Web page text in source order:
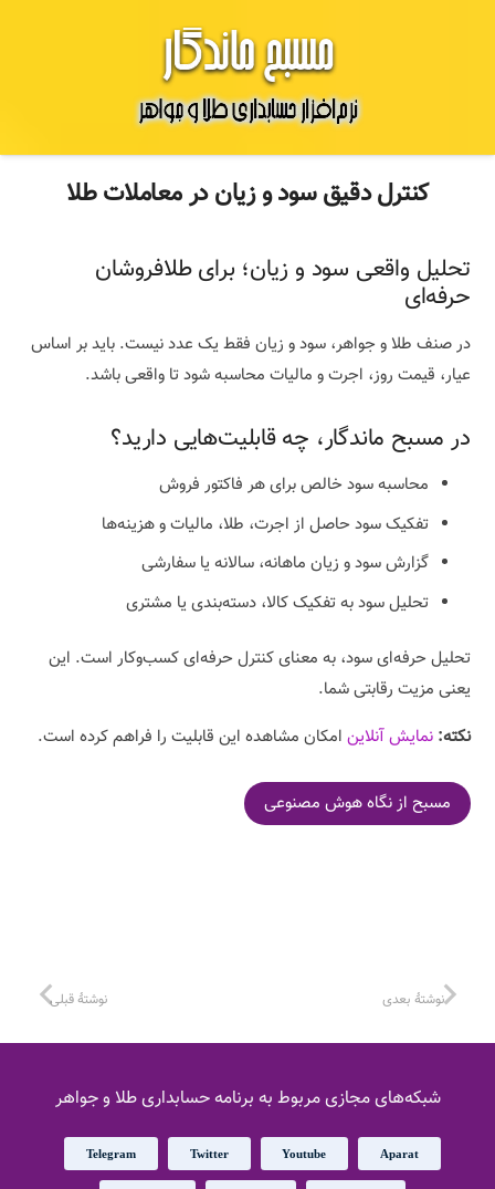
کنترل دقیق سود و زیان در معاملات طلا
تحلیل واقعی سود و زیان؛ برای طلافروشان
حرفه‌ای
در صنف طلا و جواهر، سود و زیان فقط یک عدد نیست. باید بر اساس
عیار، قیمت روز، اجرت و مالیات محاسبه شود تا واقعی باشد.
در مسبح ماندگار، چه قابلیت‌هایی دارید؟
محاسبه سود خالص برای هر فاکتور فروش
تفکیک سود حاصل از اجرت، طلا، مالیات و هزینه‌ها
گزارش سود و زیان ماهانه، سالانه یا سفارشی
تحلیل سود به تفکیک کالا، دسته‌بندی یا مشتری
تحلیل حرفه‌ای سود، به معنای کنترل حرفه‌ای کسب‌وکار است. این
یعنی مزیت رقابتی شما.
نکته: نمایش آنلاین امکان مشاهده این قابلیت را فراهم کرده است.
مسبح از نگاه هوش مصنوعی
نوشتهٔ قبلی نوشتهٔ بعدی
شبکه‌های مجازی مربوط به برنامه حسابداری طلا و جواهر
Aparat
Youtube
Twitter
Telegram